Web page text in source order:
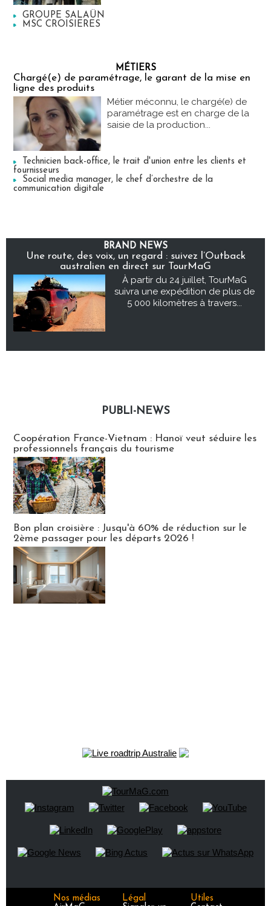
GROUPE SALAÜN
MSC CROISIERES
MÉTIERS
Chargé(e) de paramétrage, le garant de la mise en
ligne des produits
Métier méconnu, le chargé(e) de
paramétrage est en charge de la
saisie de la production...
Technicien back-office, le trait d'union entre les clients et
fournisseurs
Social media manager, le chef d’orchestre de la
communication digitale
BRAND NEWS
Une route, des voix, un regard : suivez l’Outback
australien en direct sur TourMaG
À partir du 24 juillet, TourMaG
suivra une expédition de plus de
5 000 kilomètres à travers...
PUBLI-NEWS
Coopération France-Vietnam : Hanoï veut séduire les
professionnels français du tourisme
Bon plan croisière : Jusqu'à 60% de réduction sur le
2ème passager pour les départs 2026 !
Nos médias
Légal
Utiles